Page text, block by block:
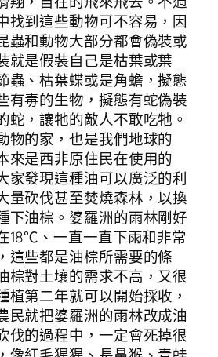
找到這些動物可不容易，因
蟲和動物大部分都會偽裝或
就是假裝自己是枯葉或葉
蟲、枯葉蝶或是角蟾，擬態
有毒的生物，擬態有蛇偽裝
蛇，讓牠的敵人不敢吃牠。
物的家，也是我們地球的
來是西非原住民在使用的
家發現這種油可以廣泛的利
量砍伐甚至焚燒森林，以換
下油棕。婆羅洲的雨林剛好
18℃、一直一直下雨和非常
這些都是油棕所需要的條
棕對土壤的需求不高，又很
植第二年就可以開始採收，
民就把婆羅洲的雨林改成油
伐的過程中，一定會死掉很